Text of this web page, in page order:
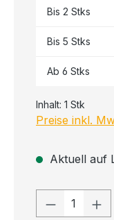
Bis 2 Stks
Bis 5 Stks
Ab 6 Stks
Inhalt: 1 Stk
Preise inkl.
Aktuell auf
Produkt